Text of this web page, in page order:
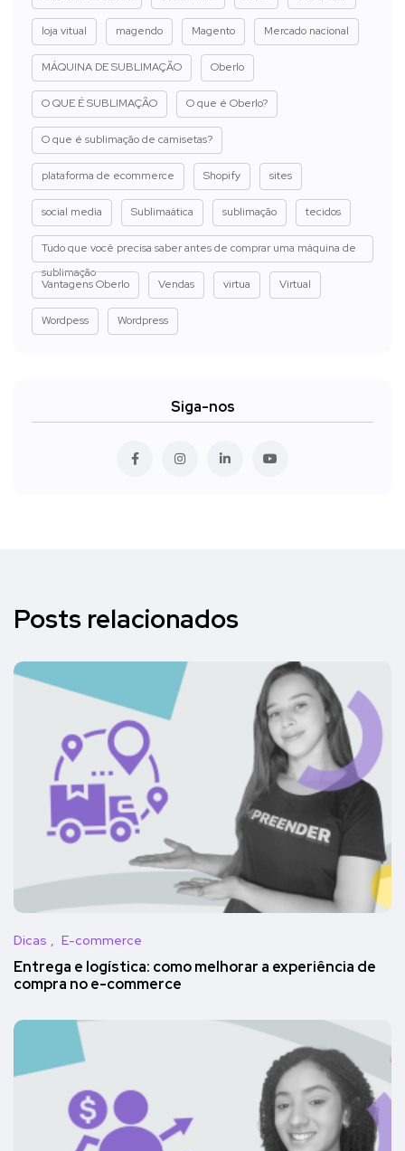
loja vitual magendo Magento Mercado nacional
MÁQUINA DE SUBLIMAÇÃO Oberlo
O QUE É SUBLIMAÇÃO O que é Oberlo?
O que é sublimação de camisetas?
plataforma de ecommerce Shopify sites
social media Sublimaática sublimação tecidos
Tudo que você precisa saber antes de comprar uma máquina de
sublimação
Vantagens Oberlo
Vendas virtua Virtual
Wordpess Wordpress
Siga-nos
Posts relacionados
Dicas E-commerce
Entrega e logística: como melhorar a experiência de
compra no e-commerce